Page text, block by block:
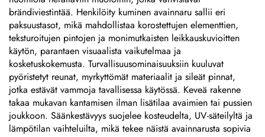
brändiviestintää. Henkilöity kuminen avainnaru sallii eri
paksuustasot, mikä mahdollistaa korostettujen elementtien,
teksturoitujen pintojen ja monimutkaisten leikkauskuvioitten
käytön, parantaen visuaalista vaikutelmaa ja
kosketuskokemusta. Turvallisuusominaisuuksiin kuuluvat
pyöristetyt reunat, myrkyttömät materiaalit ja sileät pinnat,
jotka estävät vammoja tavallisessa käytössä. Keveä rakenne
takaa mukavan kantamisen ilman lisätilaa avaimien tai pussien
joukkoon. Säänkestävyys suojelee kosteudelta, UV-säteilyltä ja
lämpötilan vaihteluilta, mikä tekee näistä avainnarusta sopivia